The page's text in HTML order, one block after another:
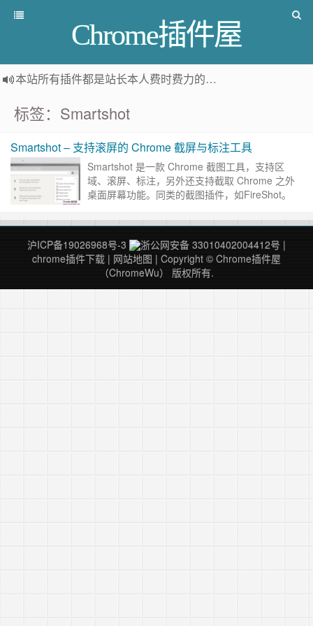
Chrome插件屋
本站所有插件都是站长本人费时费力的人工筛选推荐
标签：Smartshot
Smartshot – 支持滚屏的 Chrome 截屏与标注工具
Smartshot 是一款 Chrome 截图工具，支持区
域、滚屏、标注，另外还支持截取 Chrome 之外
桌面屏幕功能。同类的截图插件，如FireShot。
继续阅读 »
沪ICP备19026968号-3
浙公网安备 33010402004412号 |
chrome插件下载 | 网站地图 | Copyright © Chrome插件屋
（ChromeWu） 版权所有.